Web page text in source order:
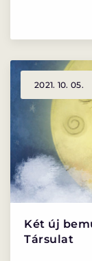
2021. 10. 05.
Két új
Társulat